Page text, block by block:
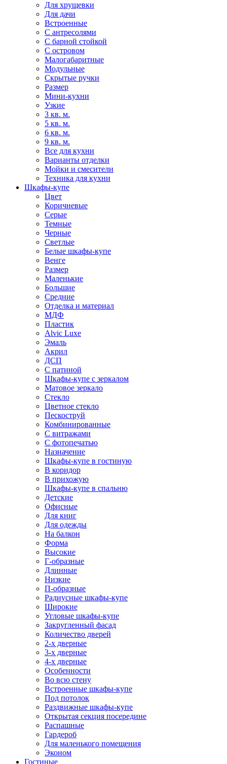
Для хрущевки
Для дачи
Встроенные
С антресолями
С барной стойкой
С островом
Малогабаритные
Модульные
Скрытые ручки
Размер
Мини-кухни
Узкие
3 кв. м.
5 кв. м.
6 кв. м.
9 кв. м.
Все для кухни
Варианты отделки
Мойки и смесители
Техника для кухни
Шкафы-купе
Цвет
Коричневые
Серые
Темные
Черные
Светлые
Белые шкафы-купе
Венге
Размер
Маленькие
Большие
Средние
Отделка и материал
МДФ
Пластик
Alvic Luxe
Эмаль
Акрил
ДСП
С патиной
Шкафы-купе с зеркалом
Матовое зеркало
Стекло
Цветное стекло
Пескоструй
Комбинированные
С витражами
С фотопечатью
Назначение
Шкафы-купе в гостиную
В коридор
В прихожую
Шкафы-купе в спальню
Детские
Офисные
Для книг
Для одежды
На балкон
Форма
Высокие
Г-образные
Длинные
Низкие
П-образные
Радиусные шкафы-купе
Широкие
Угловые шкафы-купе
Закругленный фасад
Количество дверей
2-х дверные
3-х дверные
4-х дверные
Особенности
Во всю стену
Встроенные шкафы-купе
Под потолок
Раздвижные шкафы-купе
Открытая секция посередине
Распашные
Гардероб
Для маленького помещения
Эконом
Гостиные